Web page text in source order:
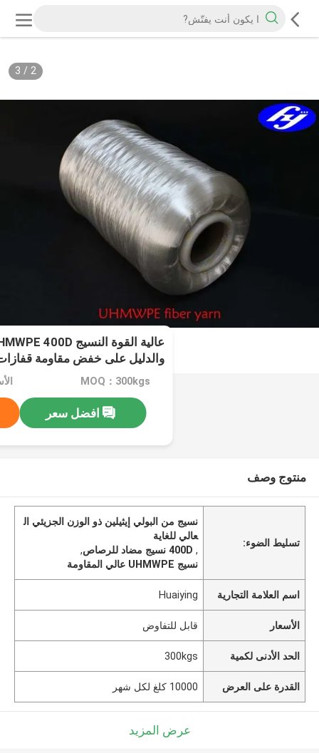
2
/
3
والدليل على خفض مقاومة
MOQ：300kgs
افضل سعر
منتوج وصف
تسليط الضوء:
نسيج من البولي إيثيلين ذو الوزن الجزيئي ال
عالي للغاية
, 400D نسيج مضاد للرصاص
,
نسيج UHMWPE عالي المقاومة
اسم العلامة التجارية Huaiying
الأسعار قابل للتفاوض
الحد الأدنى لكمية 300kgs
القدرة على العرض 10000 كلغ لكل شهر
عرض المزيد